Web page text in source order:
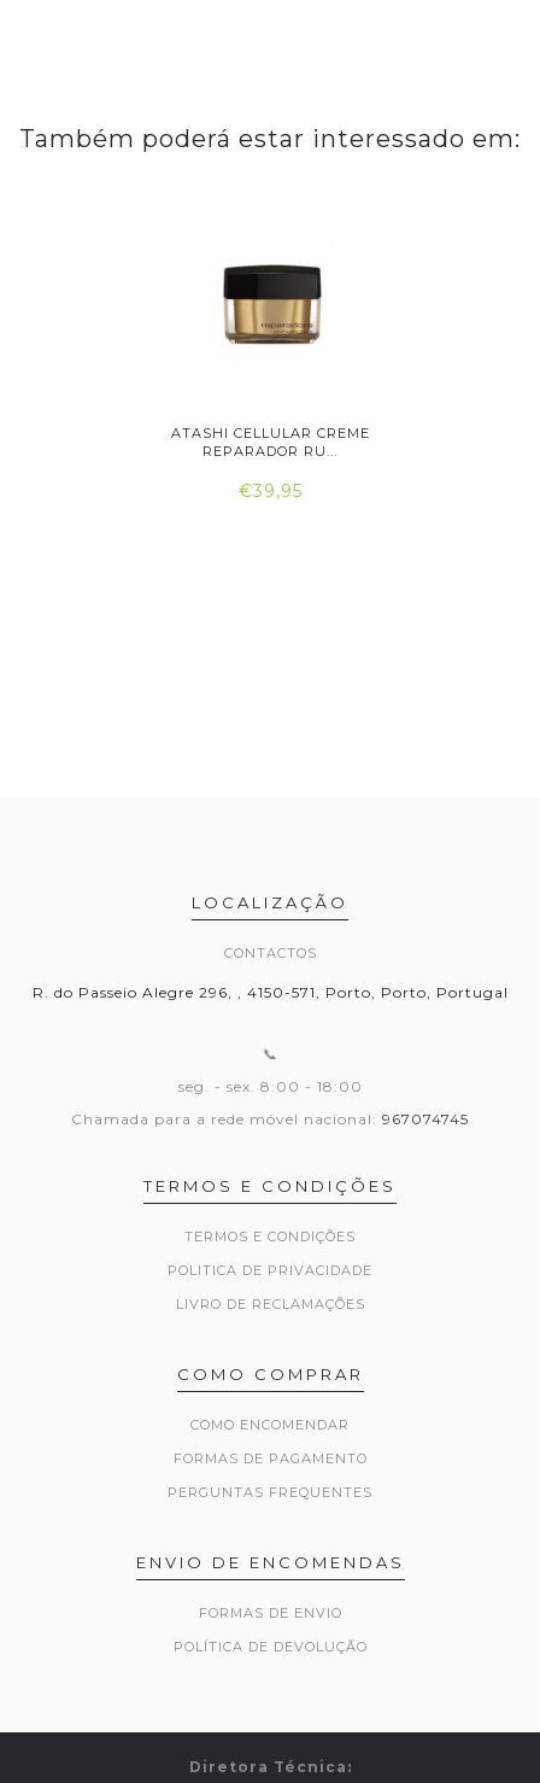
Também poderá estar interessado em:
ATASHI CELLULAR CREME
REPARADOR RU...
€39,95
LOCALIZAÇÃO
CONTACTOS
R. do Passeio Alegre 296, , 4150-571, Porto, Porto, Portugal
📞
seg. - sex. 8:00 - 18:00
Chamada para a rede móvel nacional: 967074745
TERMOS E CONDIÇÕES
TERMOS E CONDIÇÕES
POLITICA DE PRIVACIDADE
LIVRO DE RECLAMAÇÕES
COMO COMPRAR
COMO ENCOMENDAR
FORMAS DE PAGAMENTO
PERGUNTAS FREQUENTES
ENVIO DE ENCOMENDAS
FORMAS DE ENVIO
POLÍTICA DE DEVOLUÇÃO
Diretora Técnica: